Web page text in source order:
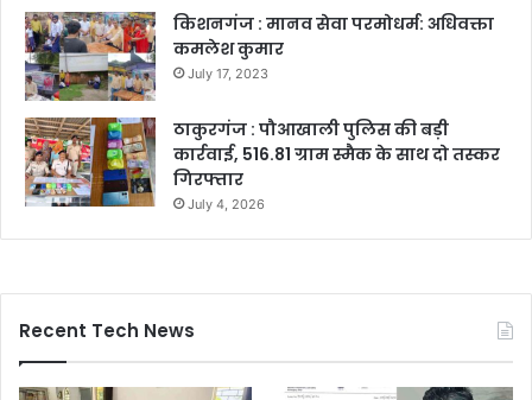
किशनगंज : मानव सेवा परमोधर्म: अधिवक्ता
कमलेश कुमार
July 17, 2023
ठाकुरगंज : पौआखाली पुलिस की बड़ी
कार्रवाई, 516.81 ग्राम स्मैक के साथ दो तस्कर
गिरफ्तार
July 4, 2026
Recent Tech News